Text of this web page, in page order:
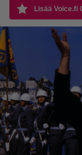
Lisää Voice.fi